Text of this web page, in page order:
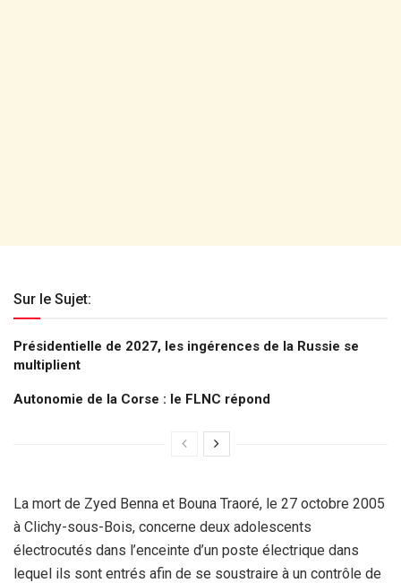
Sur le Sujet:
Présidentielle de 2027, les ingérences de la Russie se
multiplient
Autonomie de la Corse : le FLNC répond
La mort de Zyed Benna et Bouna Traoré, le 27 octobre 2005
à Clichy-sous-Bois, concerne deux adolescents
électrocutés dans l’enceinte d’un poste électrique dans
lequel ils sont entrés afin de se soustraire à un contrôle de